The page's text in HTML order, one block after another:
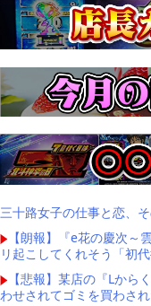
三十路女子の仕事と恋、
【朗報】『e花の慶次～
リ起こしてくれそう「初
【悲報】某店の『Lから
わせされてゴミを買わされ